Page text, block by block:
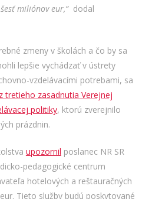
miliónov eur,“ dodal
zmeny v školách a čo by sa
lepšie vychádzať v ústrety
vzdelávacími potrebami, sa
tretieho zasadnutia Verejnej
politiky, ktorú zverejnilo
prázdnin.
upozornil poslanec NR SR
pedagogické centrum
hotelových a reštauračných
Tieto služby budú poskytované